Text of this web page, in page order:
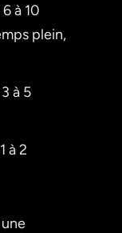
à 10
plein,
à 5
à 2